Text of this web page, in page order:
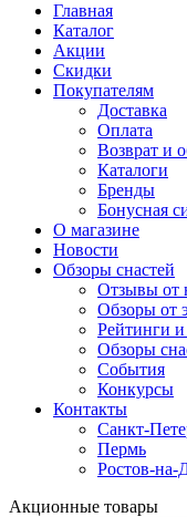
Главная
Каталог
Акции
Скидки
Покупателям
Доставка
Оплата
Возврат и
Каталоги
Бренды
Бонусная
О магазине
Новости
Обзоры снастей
Отзывы от
Обзоры от
Рейтинги и
Обзоры
События
Конкурсы
Контакты
Санкт-
Пермь
Ростов-на-
Акционные товары